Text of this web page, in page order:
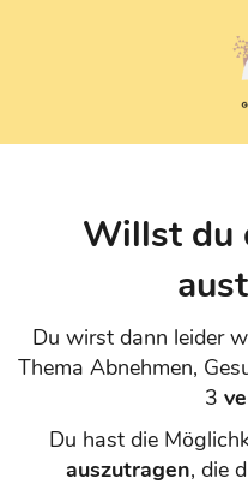
Willst du
Du wirst dann leider
Thema Abnehmen,
3
Du hast die
auszutragen, die